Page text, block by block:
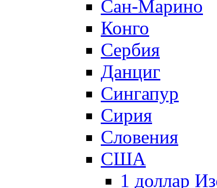
Сан-Марино
Конго
Сербия
Данциг
Сингапур
Сирия
Словения
США
1 доллар